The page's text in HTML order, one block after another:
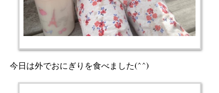
今日は外でおにぎりを食べました(^^)